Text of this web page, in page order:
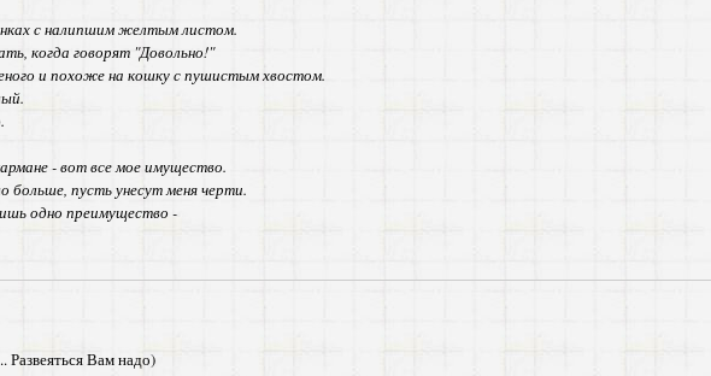
с налипшим желтым листом.
когда говорят "Довольно!"
и похоже на кошку с пушистым хвостом.
- вот все мое имущество.
больше, пусть унесут меня черти.
одно преимущество -
Вам надо)